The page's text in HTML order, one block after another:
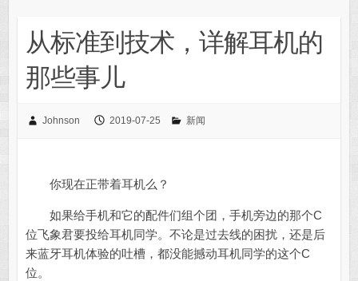
从标准到技术，详解耳机的
那些事儿
Johnson 2019-07-25 新闻
你现在正带着耳机么？
如果给手机和它的配件们组个团，手机旁边的那个C
位飞象君要投给耳机同学。不论是过去线的困扰，还是后
来蓝牙耳机体验的吐槽，都没能撼动耳机同学的这个C
位。